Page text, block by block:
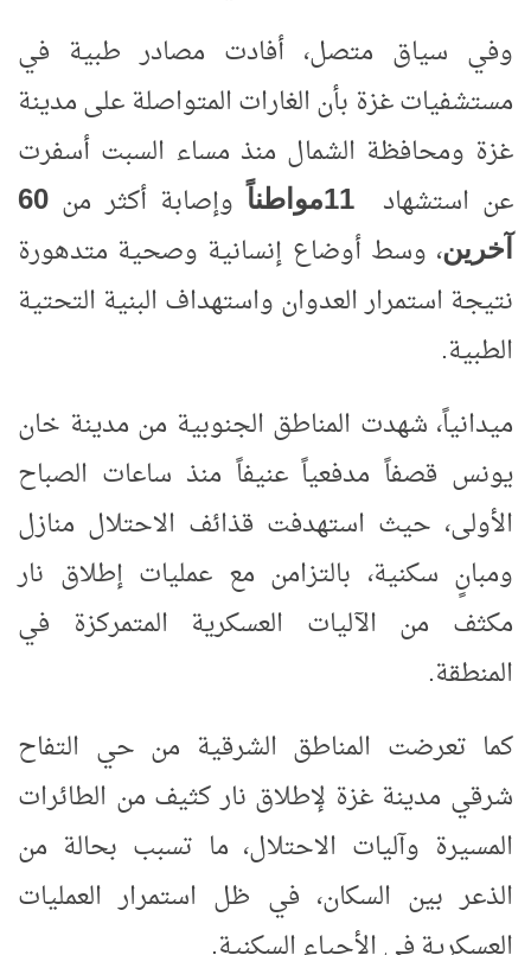
وفي سياق متصل، أفادت مصادر طبية في
مستشفيات غزة بأن الغارات المتواصلة على مدينة
غزة ومحافظة الشمال منذ مساء السبت أسفرت
عن استشهاد
11مواطناًوإصابة أكثر من 60
آخرين، وسط أوضاع إنسانية وصحية متدهورة
نتيجة استمرار العدوان واستهداف البنية التحتية
الطبية.
ميدانياً، شهدت المناطق الجنوبية من مدينة خان
يونس قصفاً مدفعياً عنيفاً منذ ساعات الصباح
الأولى، حيث استهدفت قذائف الاحتلال منازل
ومبانٍ سكنية، بالتزامن مع عمليات إطلاق نار
مكثف من الآليات العسكرية المتمركزة في
المنطقة.
كما تعرضت المناطق الشرقية من حي التفاح
شرقي مدينة غزة لإطلاق نار كثيف من الطائرات
المسيرة وآليات الاحتلال، ما تسبب بحالة من
الذعر بين السكان، في ظل استمرار العمليات